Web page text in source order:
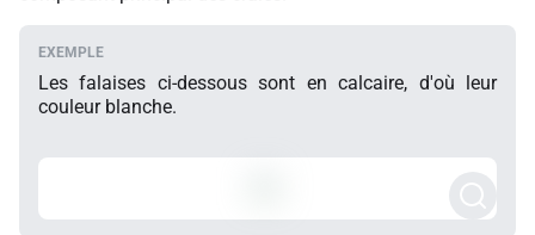
Les falaises ci-dessous sont en calcaire, d'où leur
couleur blanche.